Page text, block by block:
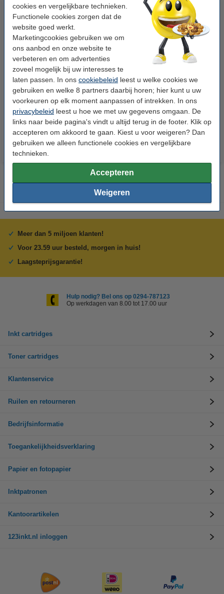
cookies en vergelijkbare technieken.
Functionele cookies zorgen dat de
website goed werkt.
Marketingcookies gebruiken we om
ons aanbod en onze website te
verbeteren en om advertenties
zoveel mogelijk bij uw interesses te
laten passen. In ons cookiebeleid leest u welke cookies we
gebruiken en welke 8 partners daarbij horen; hier kunt u uw
voorkeuren op elk moment aanpassen of intrekken. In ons
privacybeleid leest u hoe we met uw gegevens omgaan. De
links naar beide pagina's vindt u altijd terug in de footer. Klik op
accepteren om akkoord te gaan. Kiest u voor weigeren? Dan
gebruiken we alleen functionele cookies en vergelijkbare
technieken.
Accepteren
Weigeren
123accu Xtreme Power MN1500
Penlite AA batterij 24 stuks
€ 14,95 Incl. 21% btw
123inkt verpakkingstape
transparant 50 mm x 66 m (6
rollen)
€ 12,50 Incl. 21% btw
Meer dan 5 miljoen klanten!
Voor 23.59 uur besteld, morgen in huis!
Laagsteprijsgarantie!
Hulp nodig? Bel ons op 0294-787123
Op werkdagen van 8.00 tot 17.00 uur
Inkt cartridges
Toner cartridges
Klantenservice
Ruilen en retourneren
Bedrijfsinformatie
Toegankelijkheidsverklaring
Papier en fotopapier
Inktpatronen
Kantoorartikelen
123inkt.nl inloggen